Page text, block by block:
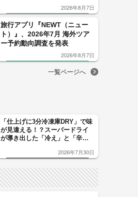
ならでは"を満喫できる旅先で
の一大レジャー！
2026年8月7日
旅行アプリ『NEWT（ニュー
ト）』、2026年7月 海外ツア
ー予約動向調査を発表
2026年8月7日
一覧ページへ
「仕上げに3分冷凍庫DRY」で味
が見違える！？スーパードライ
が導き出した「冷え」と「辛
した「辛口カーブ」が飲み頃の
2026年7月30日